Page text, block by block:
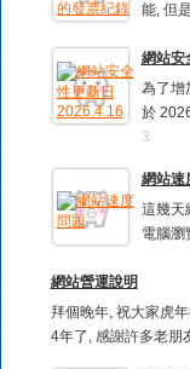
能, 但
網站安
為了增
於
3
網站速
這幾天
電腦瀏
網站營運說明
拜個晚年, 祝大家虎
4年了, 感謝許多老朋